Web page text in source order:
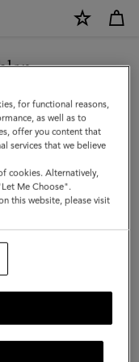
Österreich, aber wir
Staaten.
for functional reasons,
as well as to
offer you content that
services that we believe
cookies. Alternatively,
Me Choose".
this website, please visit